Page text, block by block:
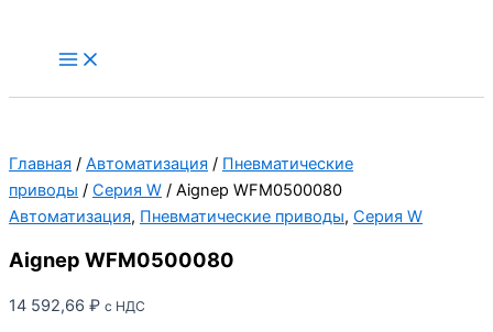
Main
Menu
Главная / Автоматизация / Пневматические
приводы / Серия W / Aignep WFM0500080
Автоматизация, Пневматические приводы, Серия W
Aignep WFM0500080
14 592,66 ₽ с НДС